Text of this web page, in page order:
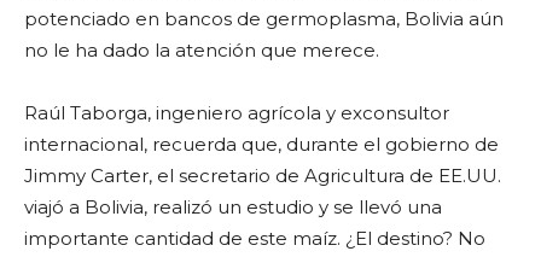
potenciado en bancos de germoplasma, Bolivia aún
no le ha dado la atención que merece.
Raúl Taborga, ingeniero agrícola y exconsultor
internacional, recuerda que, durante el gobierno de
Jimmy Carter, el secretario de Agricultura de EE.UU.
viajó a Bolivia, realizó un estudio y se llevó una
importante cantidad de este maíz. ¿El destino? No